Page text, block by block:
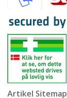
Artikel Sitemap